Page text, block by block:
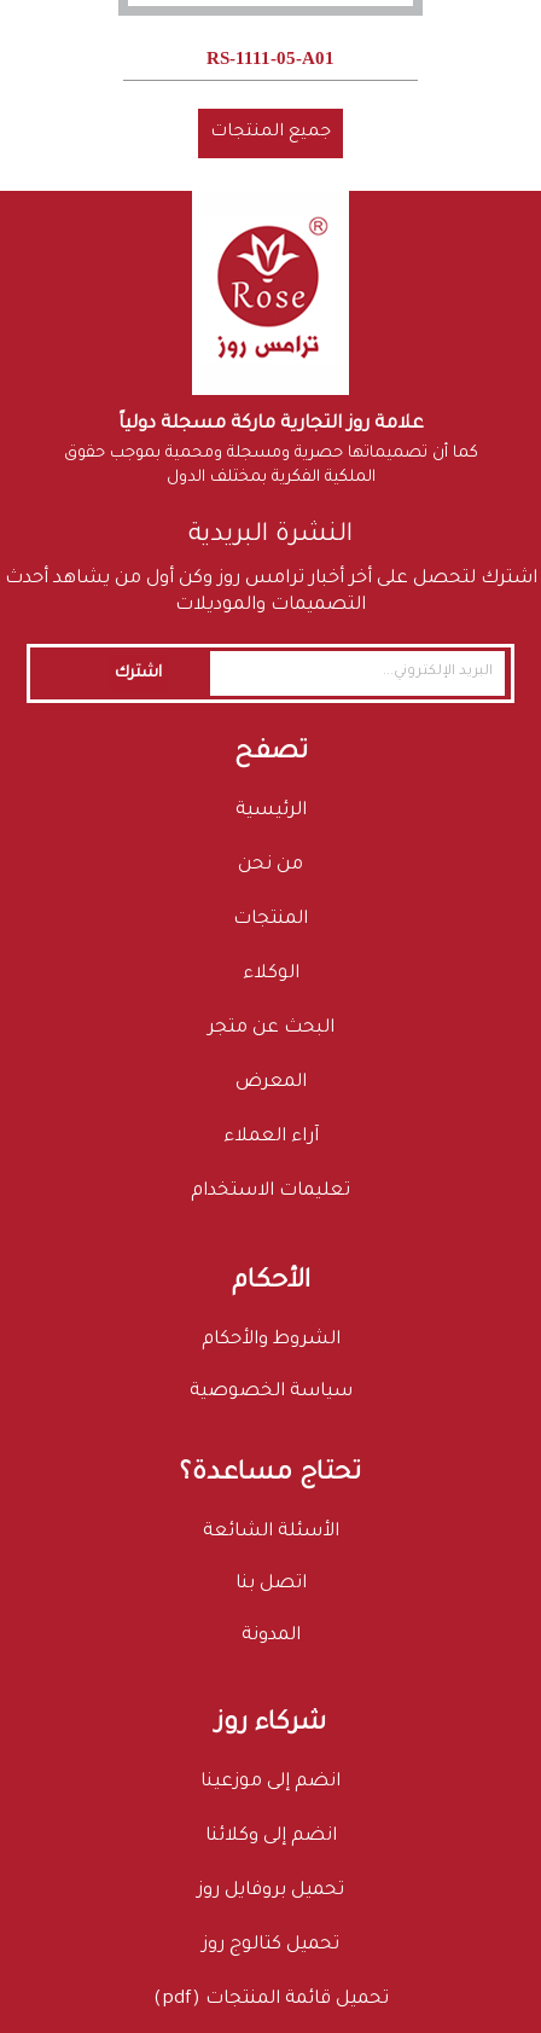
RS-1111-05-A01
جميع المنتجات
علامة روز التجارية ماركة مسجلة دولياً
كما أن تصميماتها حصرية ومسجلة ومحمية بموجب حقوق
الملكية الفكرية بمختلف الدول
النشرة البريدية
اشترك لتحصل على أخر أخبار ترامس روز وكن أول من يشاهد أحدث
التصميمات والموديلات
اشترك
تصفح
الرئيسية
من نحن
المنتجات
الوكلاء
البحث عن متجر
المعرض
آراء العملاء
تعليمات الاستخدام
الأحكام
الشروط والأحكام
سياسة الخصوصية
تحتاج مساعدة؟
الأسئلة الشائعة
اتصل بنا
المدونة
شركاء روز
انضم إلى موزعينا
انضم إلى وكلائنا
تحميل بروفايل روز
تحميل كتالوج روز
تحميل قائمة المنتجات (pdf)